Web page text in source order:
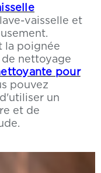
vaisselle et
la poignée
nettoyage
pour
pouvez
un
et de